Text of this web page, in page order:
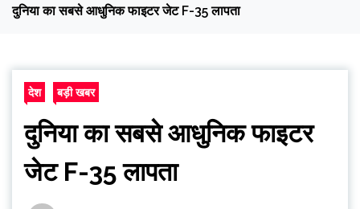
दुनिया का सबसे आधुनिक फाइटर जेट F-35 लापता
देश बड़ी खबर
दुनिया का सबसे आधुनिक फाइटर
जेट F-35 लापता